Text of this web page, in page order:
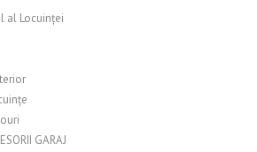
al Locuinței
GARAJ